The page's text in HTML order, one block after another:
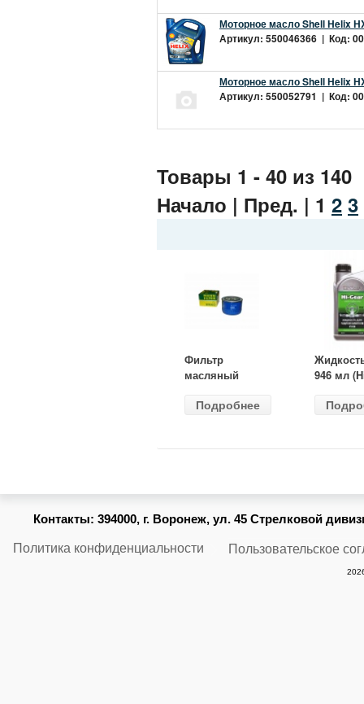
Моторное масло Shell Helix
Артикул: 550046366 | Код:
Моторное масло Shell Helix
Артикул: 550052791 | Код:
Товары 1 - 40 из 140
Начало | Пред. | 1 2 3
Фильтр
масляный
(MANN) W
Подробнее
946 мл
Контакты: 394000, г. Воронеж, ул. 45 Стрелковой
Политика конфиденциальности Пользовательское